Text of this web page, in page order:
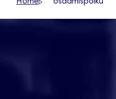
Home osaamispolku